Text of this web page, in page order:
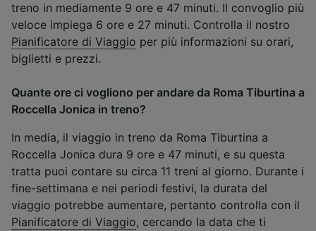
treno in mediamente 9 ore e 47 minuti. Il convoglio più
veloce impiega 6 ore e 27 minuti. Controlla il nostro
Pianificatore di Viaggio per più informazioni su orari,
biglietti e prezzi.
Quante ore ci vogliono per andare da Roma Tiburtina a
Roccella Jonica in treno?
In media, il viaggio in treno da Roma Tiburtina a
Roccella Jonica dura 9 ore e 47 minuti, e su questa
tratta puoi contare su circa 11 treni al giorno. Durante i
fine-settimana e nei periodi festivi, la durata del
viaggio potrebbe aumentare, pertanto controlla con il
Pianificatore di Viaggio, cercando la data che ti